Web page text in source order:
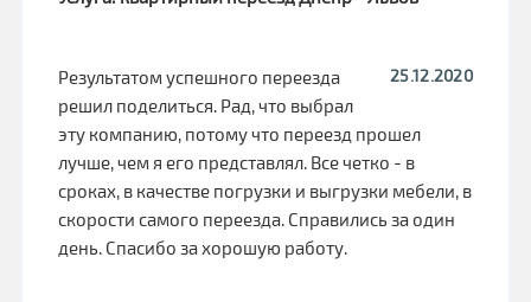
25.12.2020
Результатом успешного переезда
решил поделиться. Рад, что выбрал
эту компанию, потому что переезд прошел
лучше, чем я его представлял. Все четко - в
сроках, в качестве погрузки и выгрузки мебели, в
скорости самого переезда. Справились за один
день. Спасибо за хорошую работу.